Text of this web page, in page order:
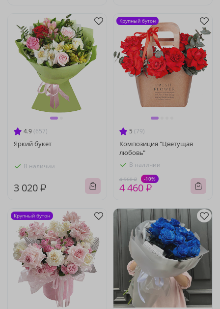
4.9 (657)
Яркий букет
В наличии
3 020 ₽
5 (79)
Композиция "Цветущая
любовь"
В наличии
4 960 ₽ -10%
4 460 ₽
Крупный бутон
Крупный бутон